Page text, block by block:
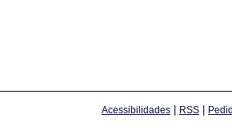
Acessibilidades RSS